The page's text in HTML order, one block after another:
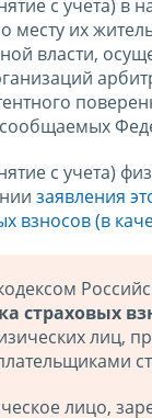
с учета)
месту их
власти,
с учета)
заявления
взносов (в
страховых
лиц,
лицо,